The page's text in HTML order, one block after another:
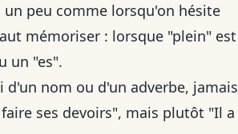
peu comme lorsqu'on hésite
mémoriser : lorsque "plein" est
un "es".
nom ou d'un adverbe, jamais
ses devoirs", mais plutôt "Il a